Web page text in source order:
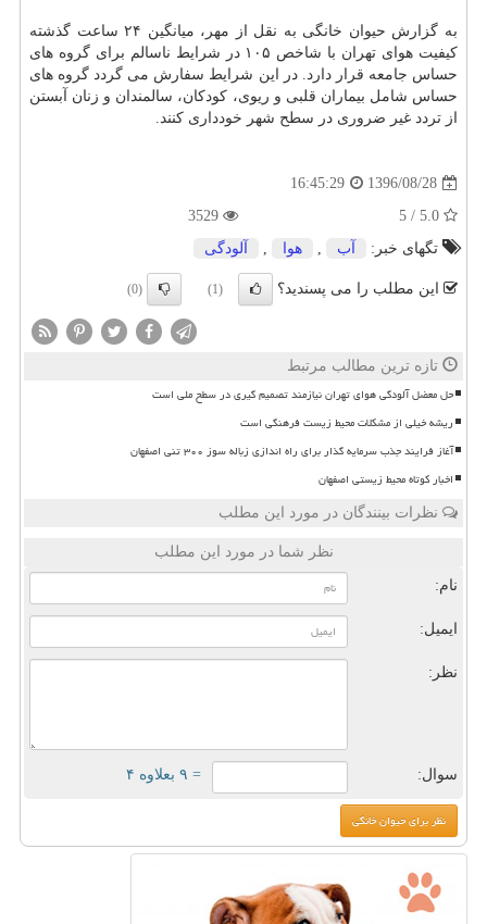
به گزارش حیوان خانگی به نقل از مهر، میانگین ۲۴ ساعت گذشته
كیفیت هوای تهران با شاخص ۱۰۵ در شرایط ناسالم برای گروه های
حساس جامعه قرار دارد. در این شرایط سفارش می گردد گروه های
حساس شامل بیماران قلبی و ریوی، كودكان، سالمندان و زنان آبستن
از تردد غیر ضروری در سطح شهر خودداری كنند.
1396/08/28
16:45:29
تگهای خبر:
آب , هوا , آلودگی
این مطلب را می پسندید؟ (1)
(0)
تازه ترین مطالب مرتبط
حل معضل آلودگی هوای تهران نیازمند تصمیم گیری در سطح ملی است
ریشه خیلی از مشکلات محیط زیست فرهنگی است
آغاز فرایند جذب سرمایه گذار برای راه اندازی زباله سوز ۳۰۰ تنی اصفهان
اخبار کوتاه محیط زیستی اصفهان
نظرات بینندگان در مورد این مطلب
نظر شما در مورد این مطلب
نام:
ایمیل:
نظر:
سوال: = ۹ بعلاوه ۴